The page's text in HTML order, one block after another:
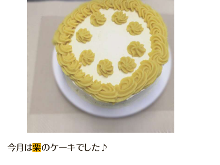
今月は栗のケーキでした♪